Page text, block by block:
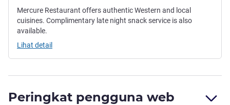
Mercure Restaurant offers authentic Western and local
cuisines. Complimentary late night snack service is also
available.
Lihat detail
Peringkat pengguna web